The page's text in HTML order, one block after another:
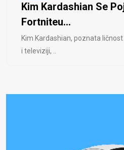
Kim Kardashian Se
Fortniteu...
Kim Kardashian, poznata
i televiziji, ..